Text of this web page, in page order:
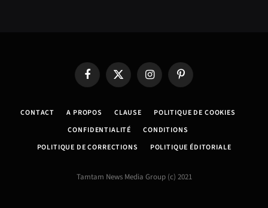
FacebookX
(Twitter)
InstagramPinterest
CONTACT A PROPOS CLAUSE
POLITIQUE DE COOKIES
CONFIDENTIALITÉ
CONDITIONS
POLITIQUE DE CORRECTIONS
POLITIQUE ÉDITORIALE
Tamtam News Media Group (c) 2021